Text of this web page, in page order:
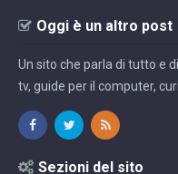
Oggi è un altro post
Un sito che parla di tutto e
tv, guide per il computer,
Sezioni del sito